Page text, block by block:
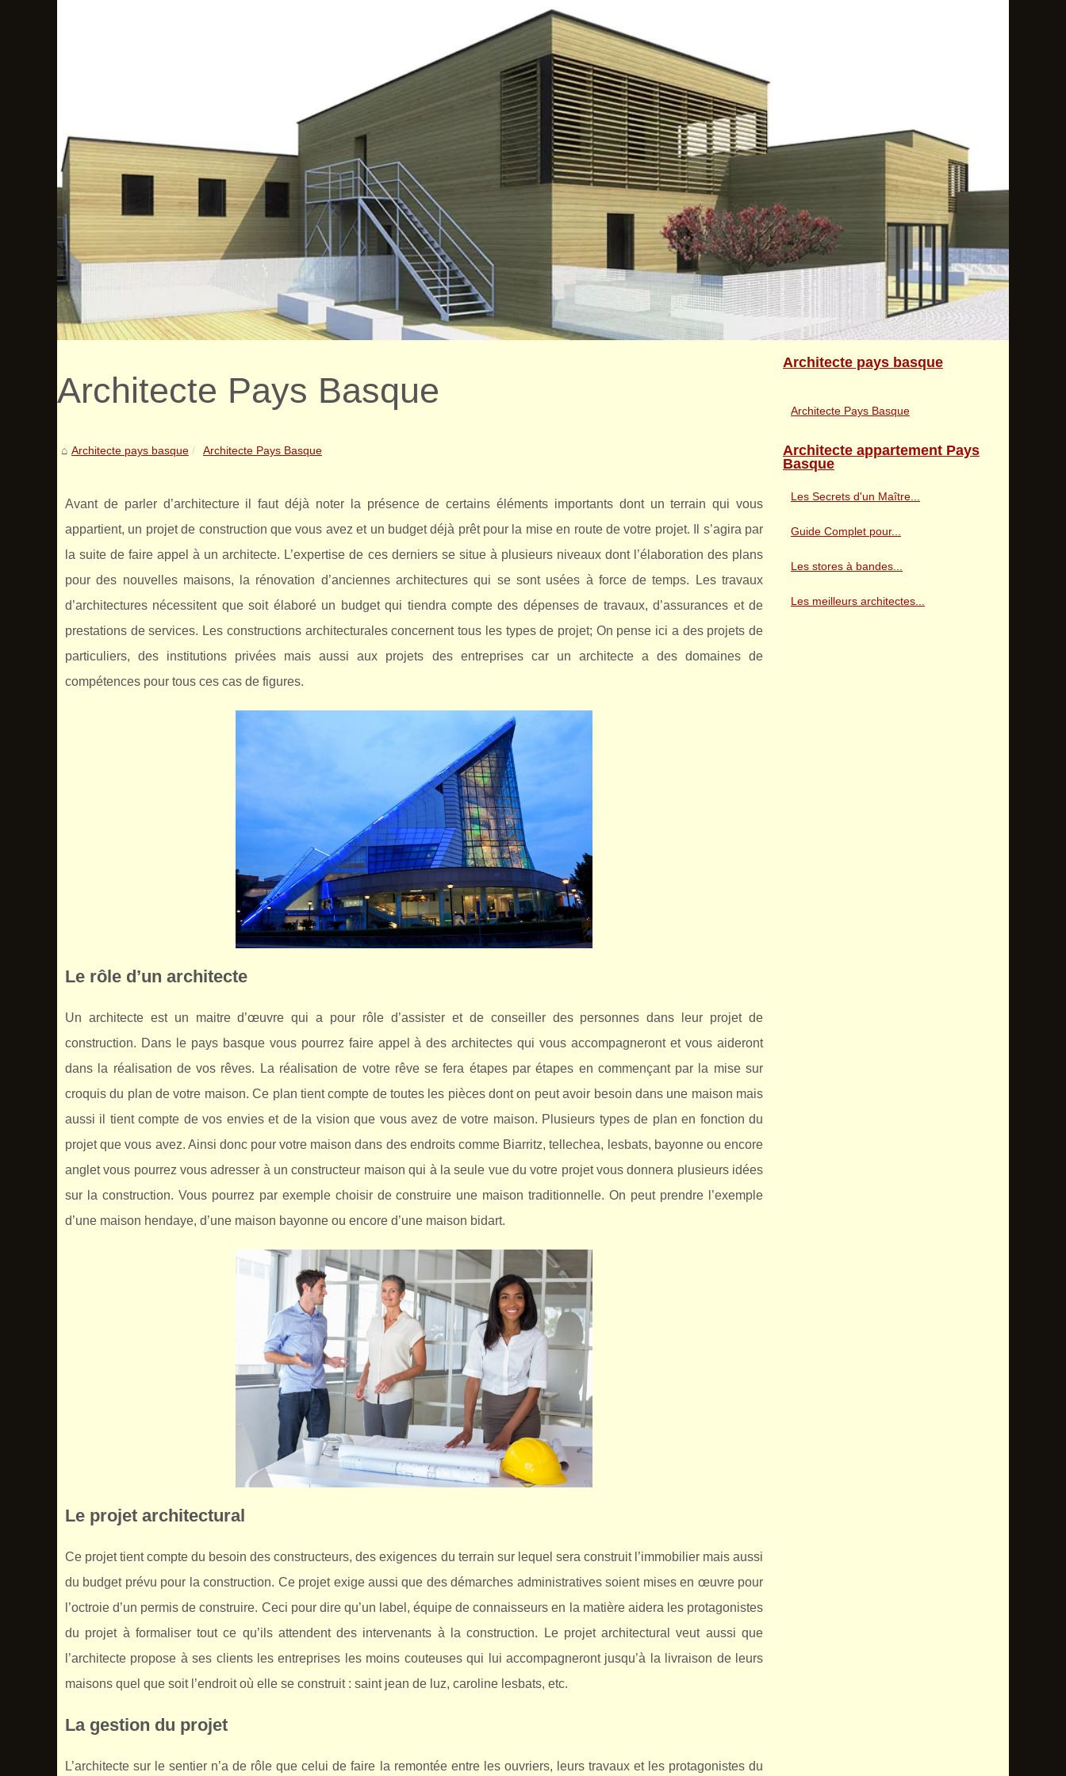
Architecte Pays Basque
Architecte pays basque Architecte Pays Basque
Avant de parler d’architecture il faut déjà noter la présence de certains éléments importants dont un terrain qui vous
appartient, un projet de construction que vous avez et un budget déjà prêt pour la mise en route de votre projet. Il s’agira par
la suite de faire appel à un architecte. L’expertise de ces derniers se situe à plusieurs niveaux dont l’élaboration des plans
pour des nouvelles maisons, la rénovation d’anciennes architectures qui se sont usées à force de temps. Les travaux
d’architectures nécessitent que soit élaboré un budget qui tiendra compte des dépenses de travaux, d’assurances et de
prestations de services. Les constructions architecturales concernent tous les types de projet; On pense ici a des projets de
particuliers, des institutions privées mais aussi aux projets des entreprises car un architecte a des domaines de
compétences pour tous ces cas de figures.
Le rôle d’un architecte
Un architecte est un maitre d’œuvre qui a pour rôle d’assister et de conseiller des personnes dans leur projet de
construction. Dans le pays basque vous pourrez faire appel à des architectes qui vous accompagneront et vous aideront
dans la réalisation de vos rêves. La réalisation de votre rêve se fera étapes par étapes en commençant par la mise sur
croquis du plan de votre maison. Ce plan tient compte de toutes les pièces dont on peut avoir besoin dans une maison mais
aussi il tient compte de vos envies et de la vision que vous avez de votre maison. Plusieurs types de plan en fonction du
projet que vous avez. Ainsi donc pour votre maison dans des endroits comme Biarritz, tellechea, lesbats, bayonne ou encore
anglet vous pourrez vous adresser à un constructeur maison qui à la seule vue du votre projet vous donnera plusieurs idées
sur la construction. Vous pourrez par exemple choisir de construire une maison traditionnelle. On peut prendre l’exemple
d’une maison hendaye, d’une maison bayonne ou encore d’une maison bidart.
Le projet architectural
Ce projet tient compte du besoin des constructeurs, des exigences du terrain sur lequel sera construit l’immobilier mais aussi
du budget prévu pour la construction. Ce projet exige aussi que des démarches administratives soient mises en œuvre pour
l’octroie d’un permis de construire. Ceci pour dire qu’un label, équipe de connaisseurs en la matière aidera les protagonistes
du projet à formaliser tout ce qu’ils attendent des intervenants à la construction. Le projet architectural veut aussi que
l’architecte propose à ses clients les entreprises les moins couteuses qui lui accompagneront jusqu’à la livraison de leurs
maisons quel que soit l’endroit où elle se construit : saint jean de luz, caroline lesbats, etc.
La gestion du projet
L’architecte sur le sentier n’a de rôle que celui de faire la remontée entre les ouvriers, leurs travaux et les protagonistes du
Architecte pays basque
Architecte Pays Basque
Architecte appartement Pays
Basque
Les Secrets d'un Maître...
Guide Complet pour...
Les stores à bandes...
Les meilleurs architectes...